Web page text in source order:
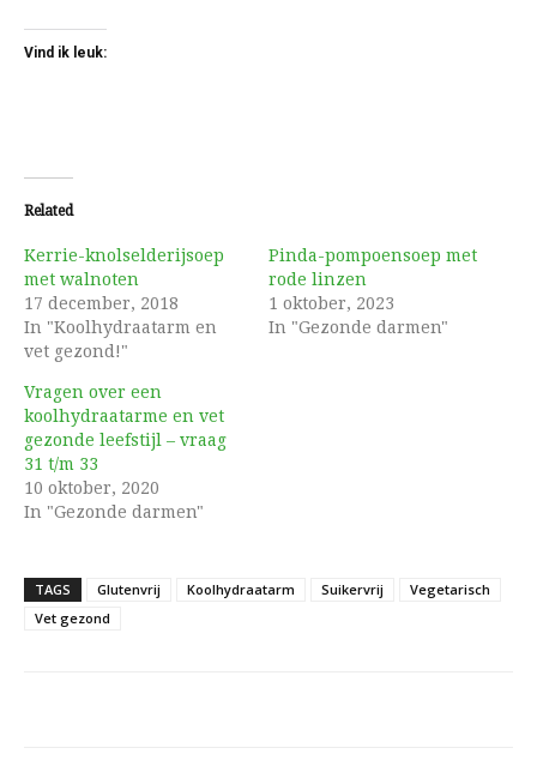
Vind ik leuk:
Related
Kerrie-knolselderijsoep
met walnoten
17 december, 2018
In "Koolhydraatarm en
vet gezond!"
Pinda-pompoensoep met
rode linzen
1 oktober, 2023
In "Gezonde darmen"
Vragen over een
koolhydraatarme en vet
gezonde leefstijl – vraag
31 t/m 33
10 oktober, 2020
In "Gezonde darmen"
TAGS Glutenvrij Koolhydraatarm Suikervrij
Vegetarisch
Vet gezond